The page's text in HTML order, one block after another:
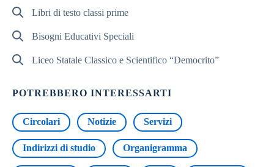
Libri di testo classi prime
Bisogni Educativi Speciali
Liceo Statale Classico e Scientifico “Democrito”
POTREBBERO INTERESSARTI
Circolari Notizie Servizi
Indirizzi di studio Organigramma